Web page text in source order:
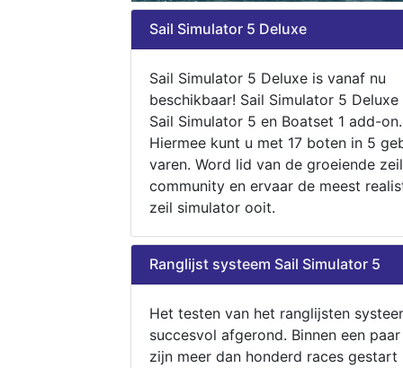
Sail Simulator 5 Deluxe
Sail Simulator 5 Deluxe is vanaf nu
beschikbaar! Sail Simulator 5
Sail Simulator 5 en Boatset 1 add-on.
Hiermee kunt u met 17 boten in 5
varen. Word lid van de groeiende zeil
community en ervaar de meest
zeil simulator ooit.
Ranglijst systeem Sail Simulator 5
Het testen van het ranglijsten
succesvol afgerond. Binnen een
zijn meer dan honderd races gestart